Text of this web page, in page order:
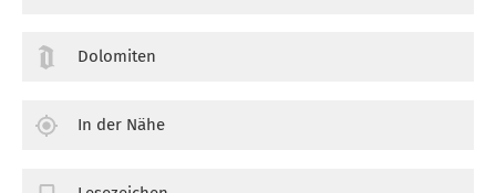
Dolomiten
In der Nähe